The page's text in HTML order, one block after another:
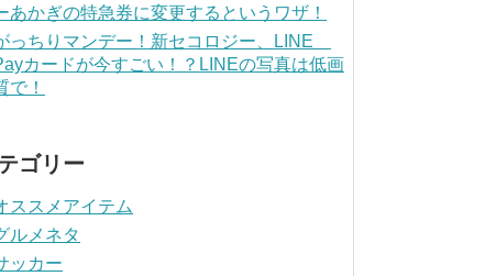
あかぎの特急券に変更するというワザ！
っちりマンデー！新セコロジー、LINE
カードが今すごい！？LINEの写真は低画
で！
ゴリー
ススメアイテム
ルメネタ
ッカー